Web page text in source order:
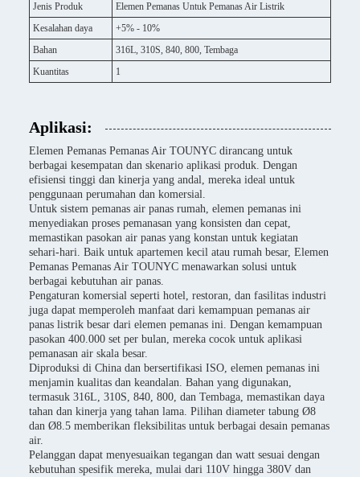
Jenis Produk
Elemen Pemanas Untuk Pemanas Air Listrik
Kesalahan daya
+5% - 10%
Bahan
316L, 310S, 840, 800, Tembaga
Kuantitas
1
Aplikasi:
Elemen Pemanas Pemanas Air TOUNYC dirancang untuk
berbagai kesempatan dan skenario aplikasi produk. Dengan
efisiensi tinggi dan kinerja yang andal, mereka ideal untuk
penggunaan perumahan dan komersial.
Untuk sistem pemanas air panas rumah, elemen pemanas ini
menyediakan proses pemanasan yang konsisten dan cepat,
memastikan pasokan air panas yang konstan untuk kegiatan
sehari-hari. Baik untuk apartemen kecil atau rumah besar, Elemen
Pemanas Pemanas Air TOUNYC menawarkan solusi untuk
berbagai kebutuhan air panas.
Pengaturan komersial seperti hotel, restoran, dan fasilitas industri
juga dapat memperoleh manfaat dari kemampuan pemanas air
panas listrik besar dari elemen pemanas ini. Dengan kemampuan
pasokan 400.000 set per bulan, mereka cocok untuk aplikasi
pemanasan air skala besar.
Diproduksi di China dan bersertifikasi ISO, elemen pemanas ini
menjamin kualitas dan keandalan. Bahan yang digunakan,
termasuk 316L, 310S, 840, 800, dan Tembaga, memastikan daya
tahan dan kinerja yang tahan lama. Pilihan diameter tabung Ø8
dan Ø8.5 memberikan fleksibilitas untuk berbagai desain pemanas
air.
Pelanggan dapat menyesuaikan tegangan dan watt sesuai dengan
kebutuhan spesifik mereka, mulai dari 110V hingga 380V dan